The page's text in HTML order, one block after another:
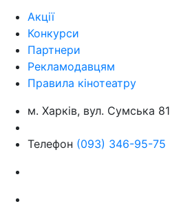
Акції
Конкурси
Партнери
Рекламодавцям
Правила кінотеатру
м. Харків, вул. Сумська 81
Телефон (093) 346-95-75